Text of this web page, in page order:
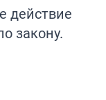
действие
закону.